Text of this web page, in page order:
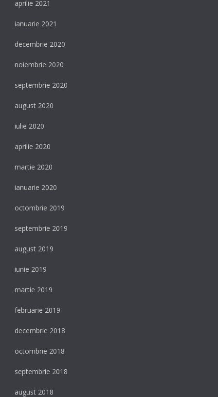
aprilie 2021
ianuarie 2021
decembrie 2020
noiembrie 2020
septembrie 2020
august 2020
iulie 2020
aprilie 2020
martie 2020
ianuarie 2020
octombrie 2019
septembrie 2019
august 2019
iunie 2019
martie 2019
februarie 2019
decembrie 2018
octombrie 2018
septembrie 2018
august 2018